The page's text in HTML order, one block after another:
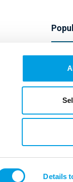
Details